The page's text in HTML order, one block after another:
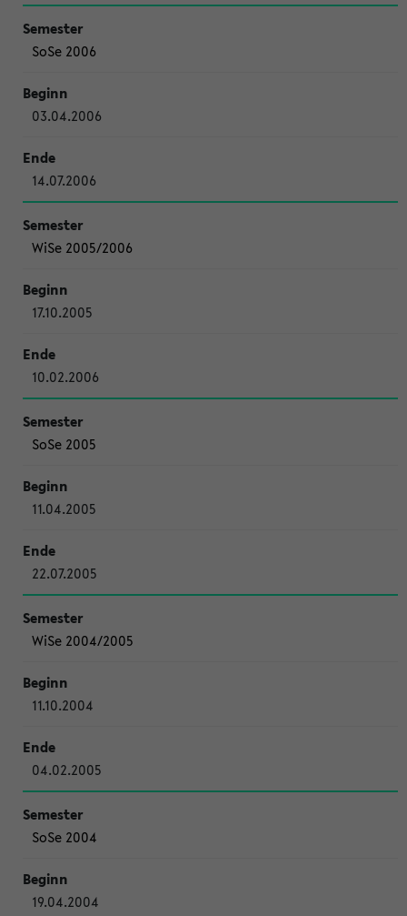
SoSe 2006
03.04.2006
14.07.2006
WiSe 2005/2006
17.10.2005
10.02.2006
SoSe 2005
11.04.2005
22.07.2005
WiSe 2004/2005
11.10.2004
04.02.2005
SoSe 2004
19.04.2004